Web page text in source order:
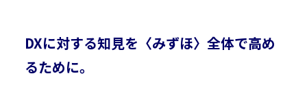
DXに対する知見を〈みずほ〉全体で高め
るために。